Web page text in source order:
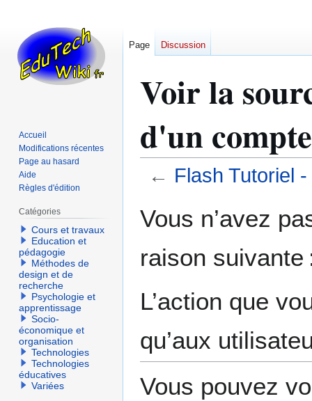
Voir la
d'un
← Flash Tutoriel
à
navigation
à
recherche
Vous n’avez
raison suivante
L’action que
qu’aux
Vous pouvez
Page Discussion
Accueil
Modifications récentes
Page au hasard
Aide
Règles d'édition
Catégories
Cours et travaux
Education et
pédagogie
Méthodes de
design et de
recherche
Psychologie et
apprentissage
Socio-
économique et
organisation
Technologies
Technologies
éducatives
Variées